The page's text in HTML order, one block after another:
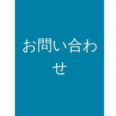
お問い合わ
せ